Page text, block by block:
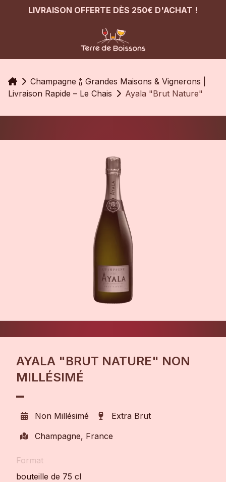
LIVRAISON OFFERTE DÈS 250€ D'ACHAT !
AccueilChampagne 🍾 Grandes Maisons & Vignerons |
Livraison Rapide – Le Chais
Ayala "Brut Nature"
AYALA "BRUT NATURE" NON
MILLÉSIMÉ
Non Millésimé
Extra Brut
Champagne, France
Format
bouteille de 75 cl